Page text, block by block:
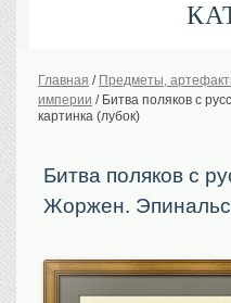
История Российской
Портреты царской семьи
Москва
Главная / Предметы,
империи / Битва поляков с
картинка (лубок)
Битва поляков с
Жоржен.